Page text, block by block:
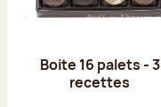
Boite 16 palets - 3
recettes